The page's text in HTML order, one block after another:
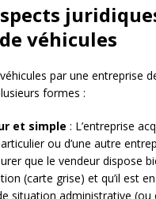
véhicules
par une entreprise
formes :
et simple : L’entreprise
ou d’une autre
que le vendeur dispose
(carte grise) et qu’il est
situation administrative (ou